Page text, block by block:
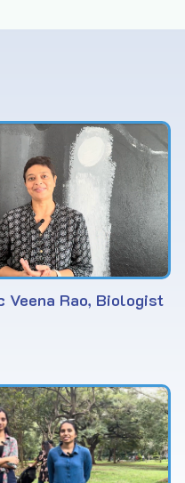
Veena Rao, Biologist